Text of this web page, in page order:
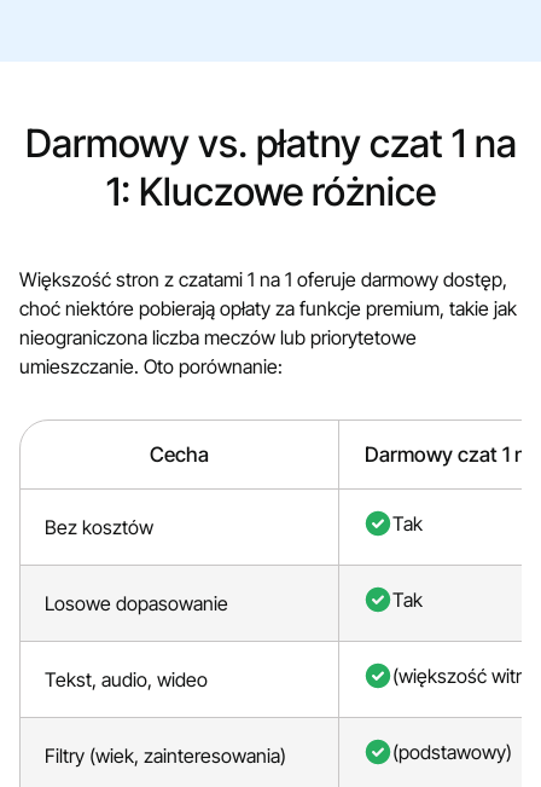
Darmowy vs. płatny czat 1 na
1: Kluczowe różnice
Większość stron z czatami 1 na 1 oferuje darmowy dostęp,
choć niektóre pobierają opłaty za funkcje premium, takie jak
nieograniczona liczba meczów lub priorytetowe
umieszczanie. Oto porównanie:
Cecha Darmowy czat 1 na
Bez kosztów Tak
Losowe dopasowanie Tak
Tekst, audio, wideo (większość
Filtry (wiek, zainteresowania) (podstawowy)